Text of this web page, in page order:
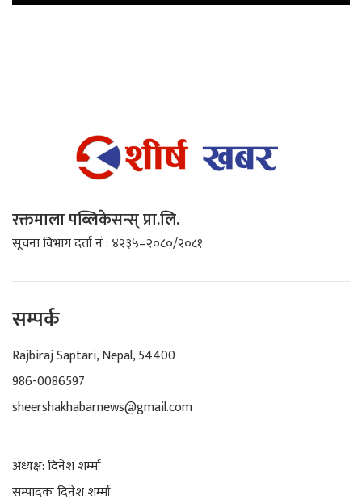
रक्तमाला पब्लिकेसन्स् प्रा.लि.
सूचना विभाग दर्ता नं : ४२३५–२०८०/२०८१
सम्पर्क
Rajbiraj Saptari, Nepal, 54400
986-0086597
sheershakhabarnews@gmail.com
अध्यक्ष: दिनेश शर्म्मा
सम्पादकः दिनेश शर्म्मा